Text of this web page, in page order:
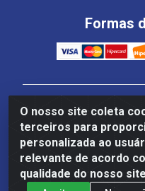
O nosso site coleta
terceiros para
personalizada ao
relevante de acordo
qualidade do nosso
Formas
Estrela Distribuição
Setor Setor de
S/NC - Setor